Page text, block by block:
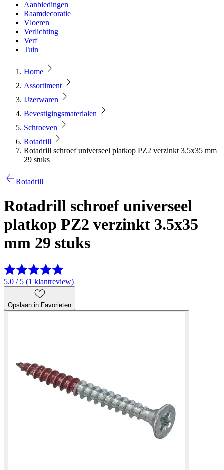
Aanbiedingen
Raamdecoratie
Vloeren
Verlichting
Verf
Tuin
Home
Assortiment
IJzerwaren
Bevestigingsmaterialen
Schroeven
Rotadrill
Rotadrill schroef universeel platkop PZ2 verzinkt 3.5x35 mm
29 stuks
Rotadrill
Rotadrill schroef universeel
platkop PZ2 verzinkt 3.5x35
mm 29 stuks
5.0 / 5 (1 klantreview)
Opslaan in Favorieten